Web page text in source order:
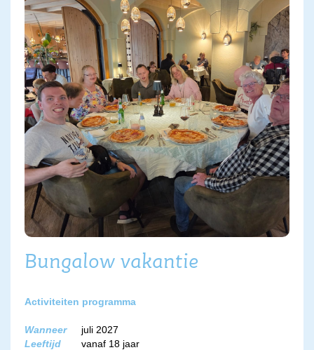
Bungalow vakantie
Activiteiten programma
Wanneer
juli 2027
Leeftijd
vanaf 18 jaar